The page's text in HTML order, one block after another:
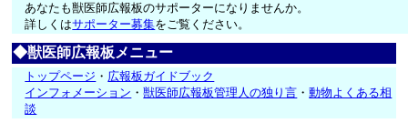
あなたも獣医師広報板のサポーターになりませんか。
詳しくはサポーター募集をご覧ください。
◆獣医師広報板メニュー
トップページ ・ 広報板ガイドブック
インフォメーション ・獣医師広報板管理人の独り言 ・動物よくある相
談